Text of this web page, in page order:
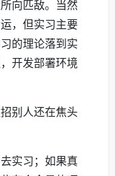
向匹敌。当然
，但实习主要
的理论落到实
开发部署环境
别人还在焦头
实习；如果真